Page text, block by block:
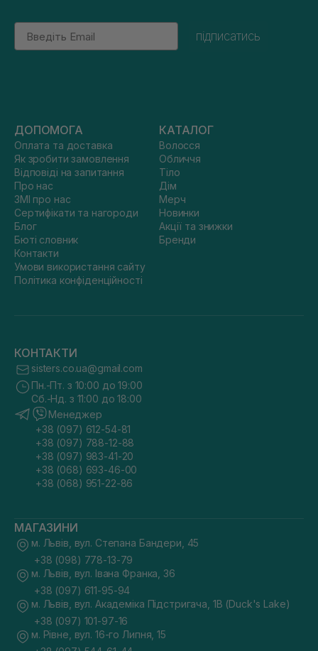
Email
підписатись
ДОПОМОГА
Оплата та доставка
Як зробити замовлення
Відповіді на запитання
Про нас
ЗМІ про нас
Сертифікати та нагороди
Блог
Бюті словник
Контакти
Умови використання сайту
Політика конфіденційності
КАТАЛОГ
Волосся
Обличчя
Тіло
Дім
Мерч
Новинки
Акції та знижки
Бренди
КОНТАКТИ
sisters.co.ua@gmail.com
Пн.-Пт. з 10:00 до 19:00
Сб.-Нд. з 11:00 до 18:00
Менеджер
+38 (097) 612-54-81
+38 (097) 788-12-88
+38 (097) 983-41-20
+38 (068) 693-46-00
+38 (068) 951-22-86
МАГАЗИНИ
м. Львів, вул. Степана Бандери, 45
+38 (098) 778-13-79
м. Львів, вул. Івана Франка, 36
+38 (097) 611-95-94
м. Львів, вул. Академіка Підстригача, 1В (Duck's Lake)
+38 (097) 101-97-16
м. Рівне, вул. 16-го Липня, 15